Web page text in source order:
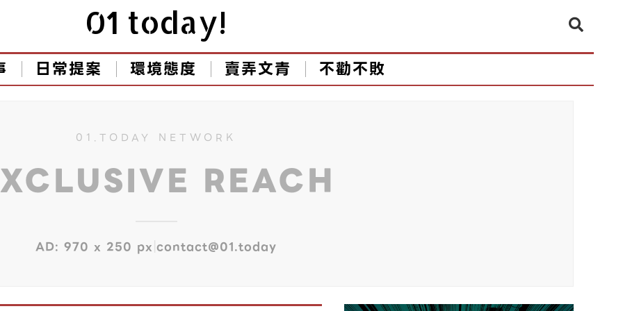
01 today!
日常提案 環境態度 賣弄文青 不勸不敗
01.TODAY NETWORK
REACH
AD: 970 x 250 px|contact@01.today